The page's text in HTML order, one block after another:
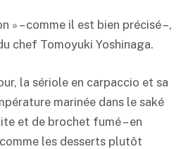
» – comme il est bien précisé –,
chef Tomoyuki Yoshinaga.
la sériole en carpaccio et sa
marinée dans le saké
et de brochet fumé – en
les desserts plutôt